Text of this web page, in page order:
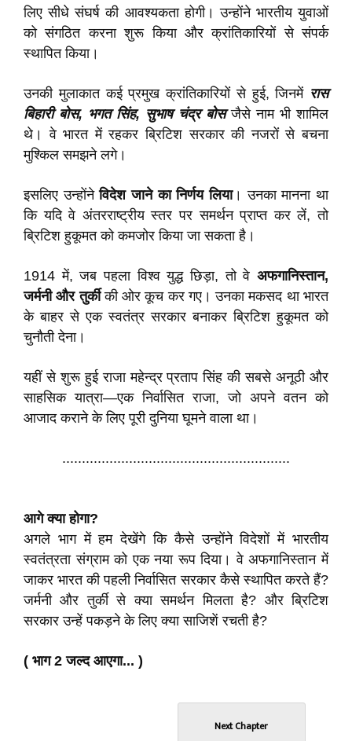
लिए सीधे संघर्ष की आवश्यकता होगी। उन्होंने भारतीय युवाओं
को संगठित करना शुरू किया और क्रांतिकारियों से संपर्क
स्थापित किया।
उनकी मुलाकात कई प्रमुख क्रांतिकारियों से हुई, जिनमें रास
बिहारी बोस, भगत सिंह, सुभाष चंद्र बोसजैसे नाम भी शामिल
थे। वे भारत में रहकर ब्रिटिश सरकार की नजरों से बचना
मुश्किल समझने लगे।
इसलिए उन्होंनेविदेश जाने का निर्णय लिया। उनका मानना था
कि यदि वे अंतरराष्ट्रीय स्तर पर समर्थन प्राप्त कर लें, तो
ब्रिटिश हुकूमत को कमजोर किया जा सकता है।
1914 में, जब पहला विश्व युद्ध छिड़ा, तो वे अफगानिस्तान,
जर्मनी और तुर्कीकी ओर कूच कर गए। उनका मकसद था भारत
के बाहर से एक स्वतंत्र सरकार बनाकर ब्रिटिश हुकूमत को
चुनौती देना।
यहीं से शुरू हुई राजा महेन्द्र प्रताप सिंह की सबसे अनूठी और
साहसिक यात्रा—एक निर्वासित राजा, जो अपने वतन को
आजाद कराने के लिए पूरी दुनिया घूमने वाला था।
..........................................................
आगे क्या होगा?
अगले भाग में हम देखेंगे कि कैसे उन्होंने विदेशों में भारतीय
स्वतंत्रता संग्राम को एक नया रूप दिया। वे अफगानिस्तान में
जाकर भारत की पहली निर्वासित सरकार कैसे स्थापित करते हैं?
जर्मनी और तुर्की से क्या समर्थन मिलता है? और ब्रिटिश
सरकार उन्हें पकड़ने के लिए क्या साजिशें रचती है?
( भाग 2 जल्द आएगा... )
Next Chapter